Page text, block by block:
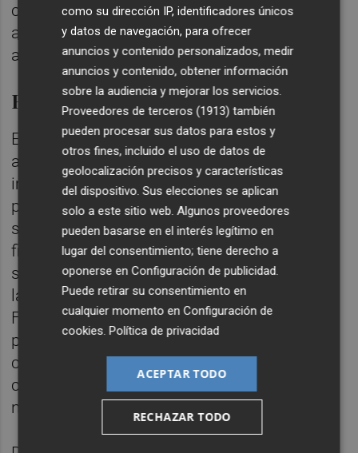
cuidado la tierra con mimo, que han
apostado por la calidad y convertido esta
alcachofa en un referente nacional”.
El trabajo de agentes implicados
En este sentido, el diputado provincial ha
agradecido el trabajo de todos los agentes
implicados que “desde su gestión, hacen
posible que la DOP Alcachofa de Benicarló
sea una realidad”, y ha mostrado “la apuesta
firme” de la Diputación de Castellón por el
sector primario de Benicarló, insistiendo en
la necesidad de “cuidar y cultivar” esta DOP.
Fruto de este compromiso, la institución
provincial destina 50.000 euros al convenio
con el Consejo Regular para “reforzar el
control, la certificación y la promoción de
nuestra DOP”, ha subrayado Fornas.
como su dirección IP, identificadores únicos
y datos de navegación, para ofrecer
anuncios y contenido personalizados, medir
anuncios y contenido, obtener información
sobre la audiencia y mejorar los servicios.
Proveedores de terceros (1913) también
pueden procesar sus datos para estos y
otros fines, incluido el uso de datos de
geolocalización precisos y características
del dispositivo. Sus elecciones se aplican
solo a este sitio web. Algunos proveedores
pueden basarse en el interés legítimo en
lugar del consentimiento; tiene derecho a
oponerse enConfiguración de publicidad.
Puede retirar su consentimiento en
cualquier momento enConfiguración de
cookies.Política de privacidad
ACEPTAR TODO
RECHAZAR TODO